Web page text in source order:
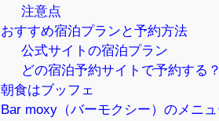
注意点
おすすめ宿泊プランと予約方法
公式サイトの宿泊プラン
どの宿泊予約サイトで予約する？
朝食はブッフェ
Bar moxy（バーモクシー）のメニ